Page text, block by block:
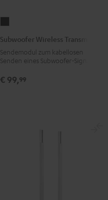
Wireless
Schwarz
Subwoofer Wireless Transmitter
Sendemodul zum kabellosen
Senden eines Subwoofer-Signals
€ 99,99